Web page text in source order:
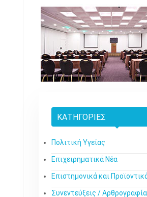
ΚΑΤΗΓΟΡΊΕΣ
Πολιτική Υγείας
Επιχειρηματικά Νέα
Επιστημονικά και
Συνεντεύξεις / Αρθρογραφία